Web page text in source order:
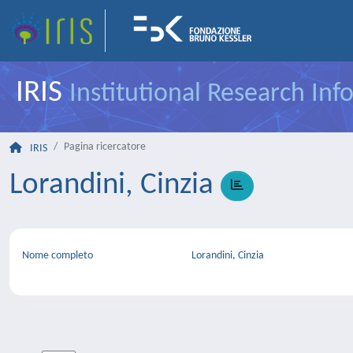
IRISInstitutional Research
IRIS Pagina ricercatore
Lorandini, Cinzia
Nome completo Lorandini, Cinzia